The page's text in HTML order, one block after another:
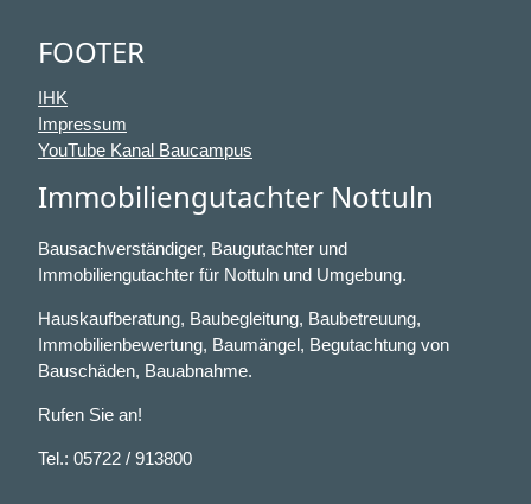
FOOTER
IHK
Impressum
YouTube Kanal Baucampus
Immobiliengutachter Nottuln
Bausachverständiger, Baugutachter und
Immobiliengutachter für Nottuln und Umgebung.
Hauskaufberatung, Baubegleitung, Baubetreuung,
Immobilienbewertung, Baumängel, Begutachtung von
Bauschäden, Bauabnahme.
Rufen Sie an!
Tel.: 05722 / 913800